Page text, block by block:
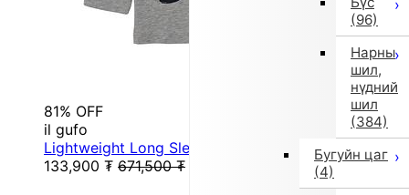
(96)
Нарны
шил,
нүдний
шил
(384)
Бугуйн цаг
(4)
81% OFF
il gufo
Lightweight Long Sleeve T (Gray)
133,900 ₮ 671,500 ₮